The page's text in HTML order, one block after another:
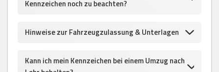
Kennzeichen noch zu beachten?
Hinweise zur Fahrzeugzulassung & Unterlagen
Kann ich mein Kennzeichen bei einem Umzug nach